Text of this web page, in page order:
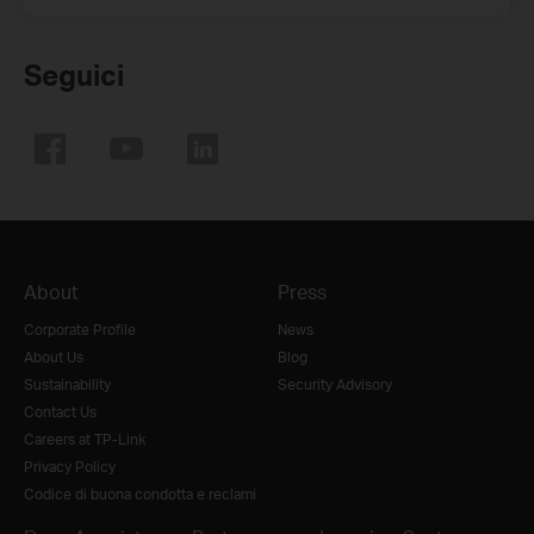
Seguici
About
Corporate Profile
About Us
Sustainability
Contact Us
Careers at TP-Link
Privacy Policy
Codice di buona condotta e reclami
Press
News
Blog
Security Advisory